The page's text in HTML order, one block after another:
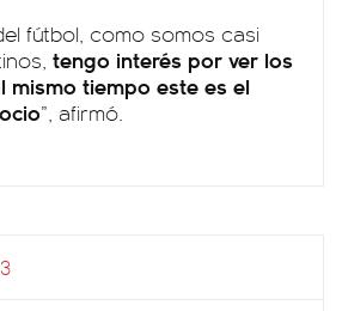
fútbol, como somos casi
tengo interés por ver los
mismo tiempo este es el
”, afirmó.